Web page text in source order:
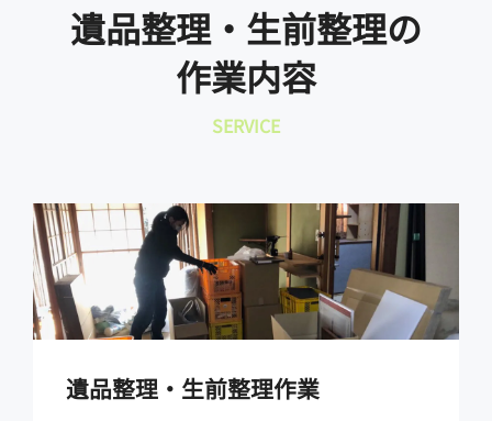
遺品整理・生前整理の
作業内容
SERVICE
遺品整理・生前整理作業